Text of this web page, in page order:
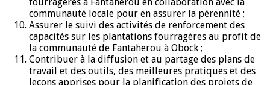
fourragères à Fantaherou en collaboration avec la
communauté locale pour en assurer la pérennité ;
Assurer le suivi des activités de renforcement des
capacités sur les plantations fourragères au profit de
la communauté de Fantaherou à Obock ;
Contribuer à la diffusion et au partage des plans de
travail et des outils, des meilleures pratiques et des
leçons apprises pour la planification des projets de